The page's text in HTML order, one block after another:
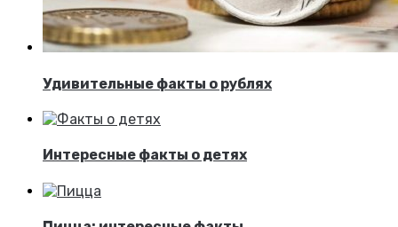
Удивительные факты о рублях
Интересные факты о детях